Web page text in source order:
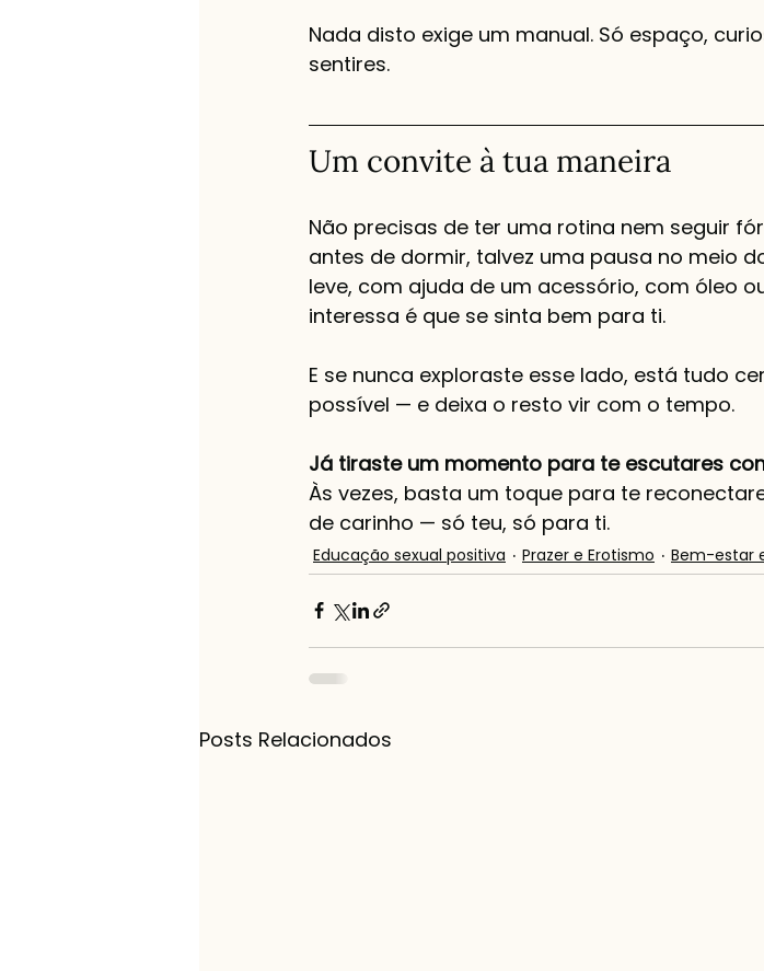
Nada disto exige um manual. Só espaço,
sentires.
Um convite à tua maneira
Não precisas de ter uma rotina nem seguir
antes de dormir, talvez uma pausa no meio
leve, com ajuda de um acessório, com óleo
interessa é que se sinta bem para ti.
E se nunca exploraste esse lado, está tudo
possível — e deixa o resto vir com o tempo.
Já tiraste um momento para te escutares
Às vezes, basta um toque para te
de carinho — só teu, só para ti.
Educação sexual positiva Prazer e Erotismo Bem-estar
Posts Relacionados